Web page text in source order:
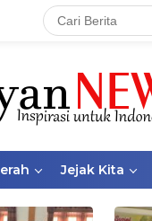
Jejak Kita